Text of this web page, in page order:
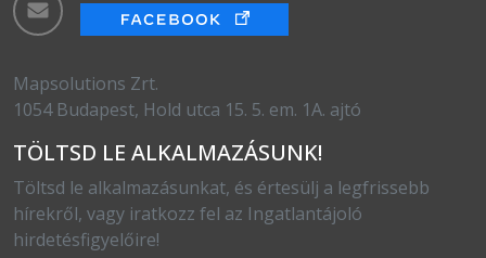
Mapsolutions Zrt.
1054 Budapest, Hold utca 15. 5. em. 1A. ajtó
TÖLTSD LE ALKALMAZÁSUNK!
Töltsd le alkalmazásunkat, és értesülj a legfrissebb
hírekről, vagy iratkozz fel az Ingatlantájoló
hirdetésfigyelőire!